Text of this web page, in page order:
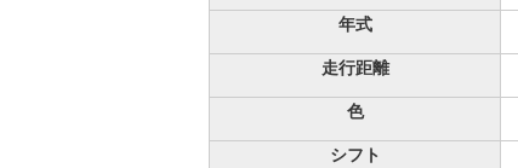
年式
走行距離
色
シフト